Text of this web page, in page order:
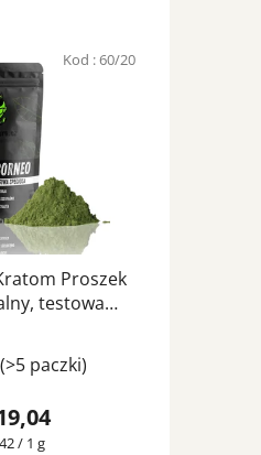
Proszek
testowany
ocena
produktu
wynosi
(>5 paczki)
/ 1 g
Kod :60/20